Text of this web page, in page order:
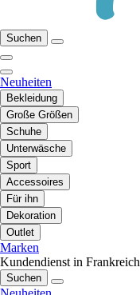
Suchen
Neuheiten
Bekleidung
Große Größen
Schuhe
Unterwäsche
Sport
Accessoires
Für ihn
Dekoration
Outlet
Marken
Kundendienst in Frankreich
Suchen